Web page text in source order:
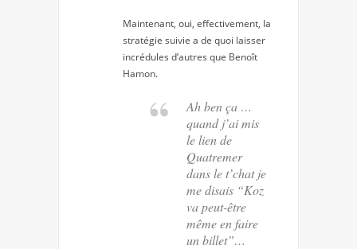
Maintenant, oui, effectivement, la
stratégie suivie a de quoi laisser
incrédules d’autres que Benoît
Hamon.
Ah ben ça …
quand j’ai mis
le lien de
Quatremer
dans le t’chat je
me disais “Koz
va peut-être
même en faire
un billet”…